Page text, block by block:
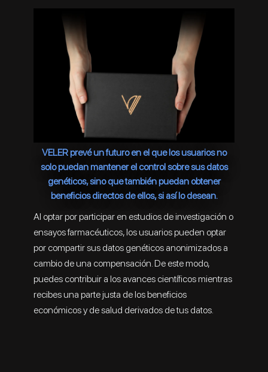
VELER prevé un futuro en el que los usuarios no
solo puedan mantener el control sobre sus datos
genéticos, sino que también puedan obtener
beneficios directos de ellos, si así lo desean.
Al optar por participar en estudios de investigación o
ensayos farmacéuticos, los usuarios pueden optar
por compartir sus datos genéticos anonimizados a
cambio de una compensación. De este modo,
puedes contribuir a los avances científicos mientras
recibes una parte justa de los beneficios
económicos y de salud derivados de tus datos.